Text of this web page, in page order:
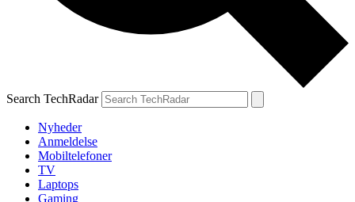
Search TechRadar
Nyheder
Anmeldelse
Mobiltelefoner
TV
Laptops
Gaming